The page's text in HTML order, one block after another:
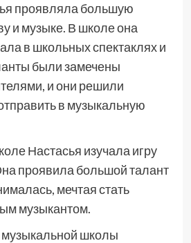
проявляла большую
и музыке. В школе она
в школьных спектаклях и
были замечены
и они решили
в музыкальную
Настасья изучала игру
проявила большой талант
мечтая стать
музыкантом.
школы